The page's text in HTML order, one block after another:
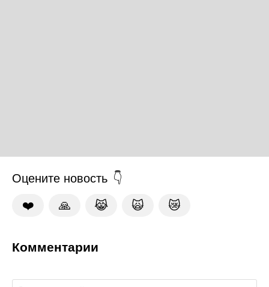
Оцените новость
❤️ 🙏 😹 🙀 😿
Комментарии